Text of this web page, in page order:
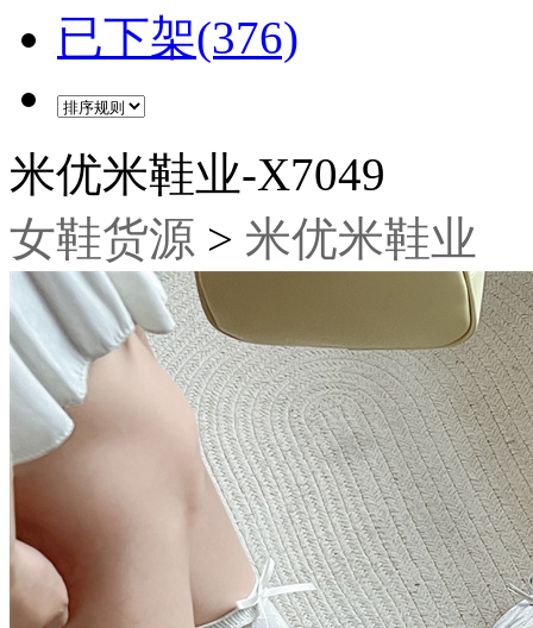
已下架(376)
米优米鞋业-X7049
女鞋货源 > 米优米鞋业